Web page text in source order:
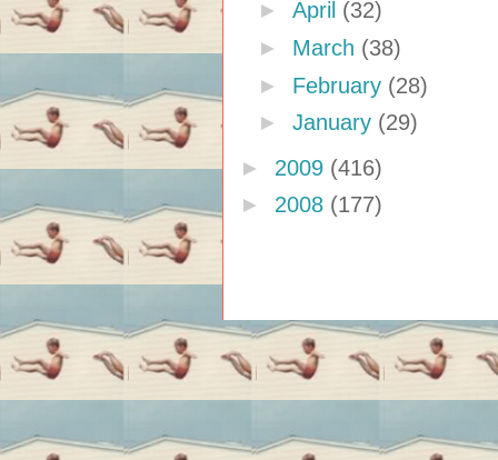
► April (32)
► March (38)
► February (28)
► January (29)
► 2009 (416)
► 2008 (177)